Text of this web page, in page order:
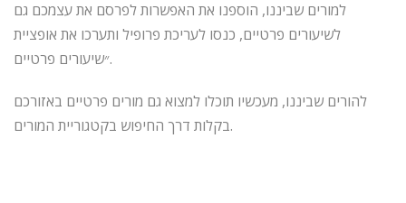
למורים שביננו, הוספנו את האפשרות לפרסם את עצמכם גם
לשיעורים פרטיים, כנסו לעריכת פרופיל ותערכו את אופציית
״שיעורים פרטיים.
להורים שביננו, מעכשיו תוכלו למצוא גם מורים פרטיים באזורכם
בקלות דרך החיפוש בקטגוריית המורים.